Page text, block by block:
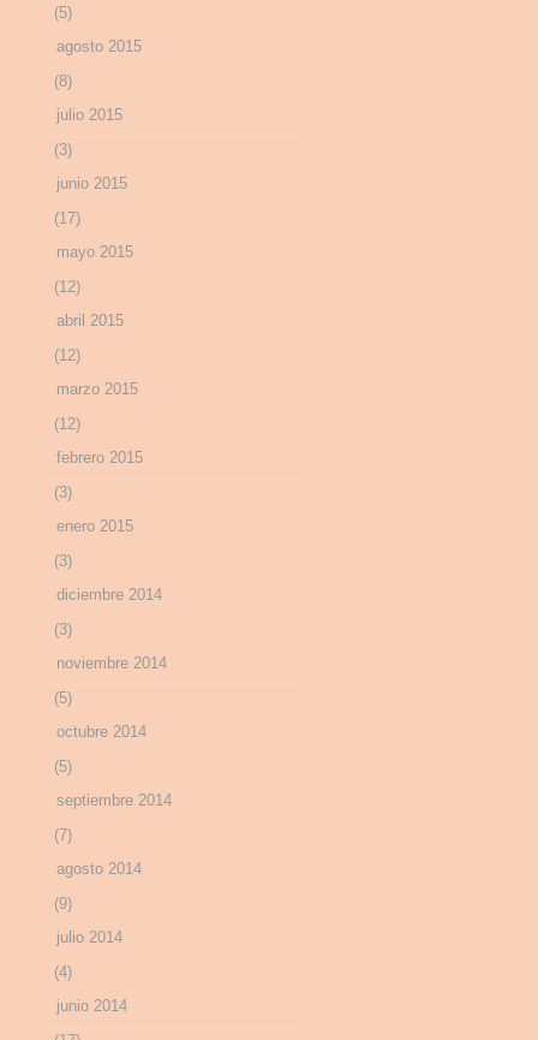
(5)
agosto 2015
(8)
julio 2015
(3)
junio 2015
(17)
mayo 2015
(12)
abril 2015
(12)
marzo 2015
(12)
febrero 2015
(3)
enero 2015
(3)
diciembre 2014
(3)
noviembre 2014
(5)
octubre 2014
(5)
septiembre 2014
(7)
agosto 2014
(9)
julio 2014
(4)
junio 2014